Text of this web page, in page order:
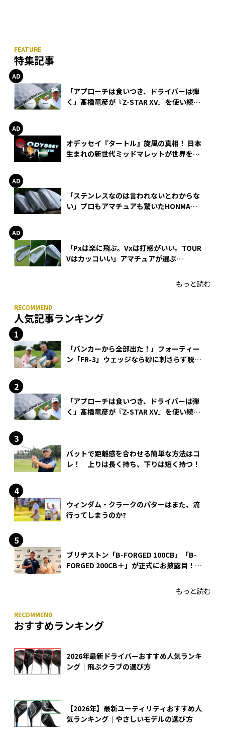
特集記事
「アプローチは食いつき、ドライバーは弾
く」髙橋竜彦が『Z-STAR XV』を使い続け
オデッセイ『タートル』旋風の真相！ 日本
生まれの新世代ミッドマレットが世界を席
「ステンレスなのは言われないとわからな
い」プロもアマチュアも驚いたHONMA
「Pxは楽に飛ぶ。Vxは打感がいい。TOUR
Vはカッコいい」アマチュアが選ぶ
もっと読む
人気記事ランキング
「バンカーから全部出た！」フォーティー
ン「FR-3」ウェッジなら砂に刺さらず脱出
「アプローチは食いつき、ドライバーは弾
く」髙橋竜彦が『Z-STAR XV』を使い続け
パットで距離感を合わせる簡単な方法はコ
レ！ 上りは長く持ち、下りは短く持つ！
ウィンダム・クラークのパターはまた、流
行ってしまうのか?
ブリヂストン「B-FORGED 100CB」「B-
FORGED 200CB＋」が正式にお披露目！
もっと読む
おすすめランキング
2026年最新ドライバーおすすめ人気ランキ
ング｜飛ぶクラブの選び方
【2026年】最新ユーティリティおすすめ人
気ランキング｜やさしいモデルの選び方